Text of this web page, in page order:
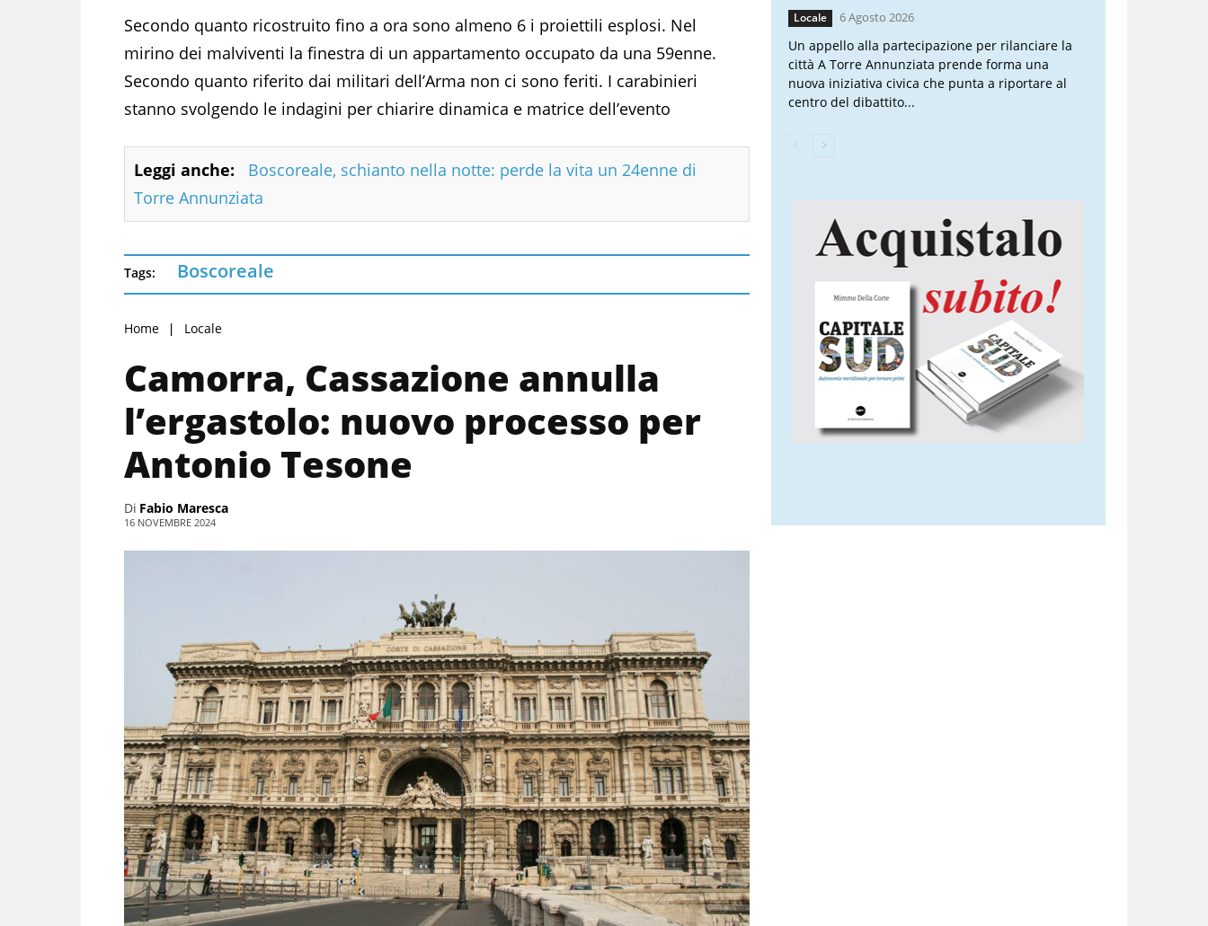
Secondo quanto ricostruito fino a ora sono almeno 6 i proiettili esplosi. Nel
mirino dei malviventi la finestra di un appartamento occupato da una 59enne.
Secondo quanto riferito dai militari dell’Arma non ci sono feriti. I carabinieri
stanno svolgendo le indagini per chiarire dinamica e matrice dell’evento
Leggi anche:
Boscoreale, schianto nella notte: perde la vita un 24enne di
Torre Annunziata
Tags: Boscoreale
Home Locale
Camorra, Cassazione annulla
l’ergastolo: nuovo processo per
Antonio Tesone
Di Fabio Maresca
16 NOVEMBRE 2024
Locale 6 Agosto 2026
Un appello alla partecipazione per rilanciare la
città A Torre Annunziata prende forma una
nuova iniziativa civica che punta a riportare al
centro del dibattito...